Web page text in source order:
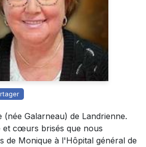
(née Galarneau) de Landrienne.
et cœurs brisés que nous
de Monique à l'Hôpital général de